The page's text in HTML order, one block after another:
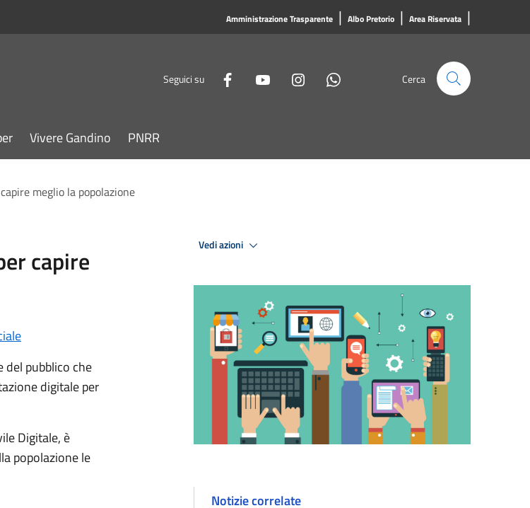
Amministrazione Trasparente | Albo Pretorio | Area Riservata |
Seguici su Cerca
Vivere Gandino PNRR
meglio la popolazione
capire
del pubblico che
digitale per
Digitale, è
popolazione le
Vedi azioni
Notizie correlate